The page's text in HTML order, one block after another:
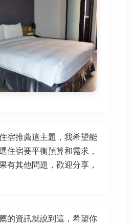
宿推薦這主題，我希望能
住宿要平衡預算和需求，
有其他問題，歡迎分享，
的資訊就說到這，希望你